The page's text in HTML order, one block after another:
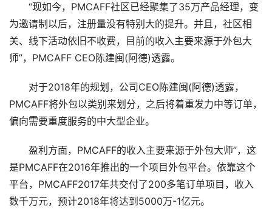
“现如今，PMCAFF社区已经聚集了35万产品经理，变
为邀请制以后，注册量没有特别大的提升。并且，社区相
关、线下活动依旧不收费，目前的收入主要来源于外包大
师”，PMCAFF CEO陈建闽(阿德)透露。
对于2018年的规划，公司CEO陈建闽(阿德)透露，
PMCAFF将外包以类别来划分，之后将着重发力中等订单，
偏向需要重度服务的中大型企业。
盈利方面，PMCAFF的收入主要来源于外包大师”，这
是PMCAFF在2016年推出的一个项目外包平台。依靠这个
平台，PMCAFF2017年共交付了200多笔订单项目，收入
数千万元，预计2018年将达到5000万-1亿元。